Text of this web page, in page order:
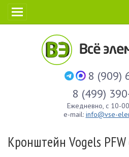
8 (909)
8 (499)
Ежедневно, с 10-
e-mail: info@vse-
Кронштейн Vogels